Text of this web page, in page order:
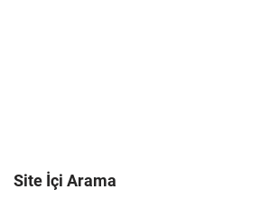
Site İçi Arama